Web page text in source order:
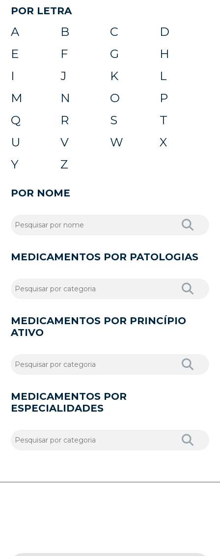
POR LETRA
A B C
D
E
F G
H
I
J K
L
M
N O
P
Q
R S
T
U
V W
X
Y
Z
POR NOME
MEDICAMENTOS POR PATOLOGIAS
MEDICAMENTOS POR PRINCÍPIO
ATIVO
MEDICAMENTOS POR
ESPECIALIDADES